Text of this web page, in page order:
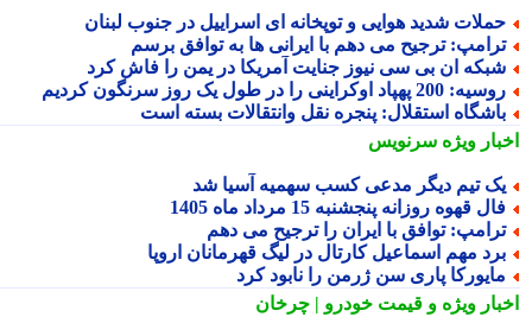
شدید هوایی و توپخانه ای اسراییل در جنوب لبنان
ترجیح می دهم با ایرانی ها به توافق برسم
ان بی سی نیوز جنایت آمریکا در یمن را فاش کرد
200 پهپاد اوکراینی را در طول یک روز سرنگون کردیم
استقلال: پنجره نقل وانتقالات بسته است
ویژهسرنویس
تیم دیگر مدعی کسب سهمیه آسیا شد
قهوه روزانه پنجشنبه 15 مرداد ماه 1405
توافق با ایران را ترجیح می دهم
مهم اسماعیل کارتال در لیگ قهرمانان اروپا
پاری سن ژرمن را نابود کرد
ویژهو قیمت خودرو | چرخان